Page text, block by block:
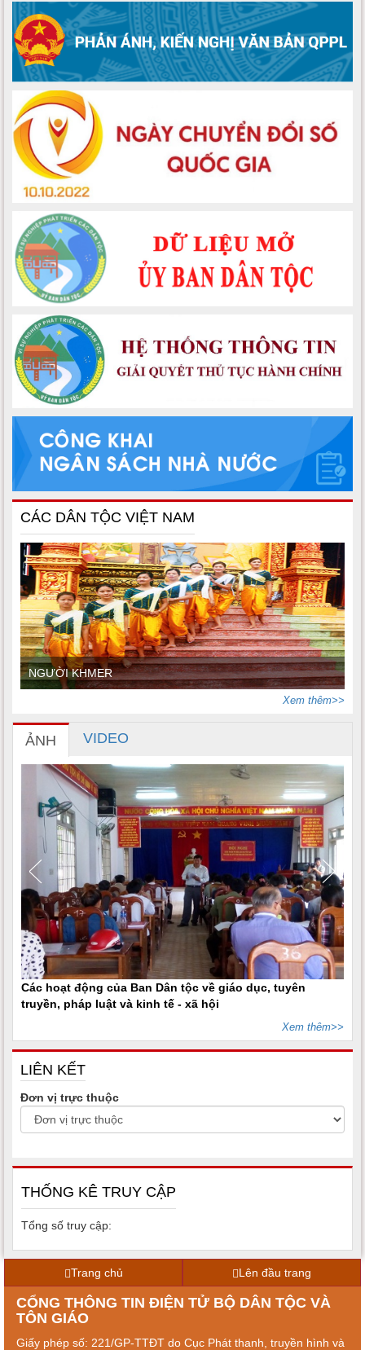
CÁC DÂN TỘC VIỆT NAM
NGƯỜI KHMER
Xem thêm>>
ẢNH VIDEO
Các hoạt động của Ban Dân tộc về giáo dục, tuyên
truyền, pháp luật và kinh tế - xã hội
Xem thêm>>
LIÊN KẾT
Đơn vị trực thuộc
THỐNG KÊ TRUY CẬP
Tổng số truy cập:
Trang chủ Lên đầu trang
CỔNG THÔNG TIN ĐIỆN TỬ BỘ DÂN TỘC VÀ
TÔN GIÁO
Giấy phép số: 221/GP-TTĐT do Cục Phát thanh, truyền hình và